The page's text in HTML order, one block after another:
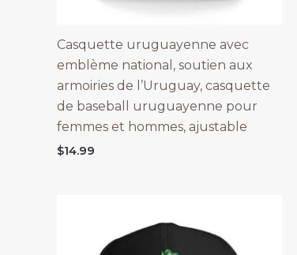
Casquette uruguayenne avec
emblème national, soutien aux
armoiries de l’Uruguay, casquette
de baseball uruguayenne pour
femmes et hommes, ajustable
$14.99